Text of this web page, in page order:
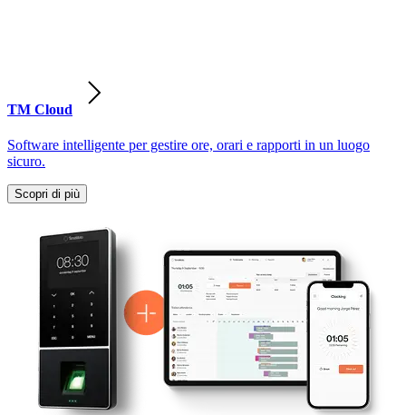
TM Cloud
Software intelligente per gestire ore, orari e rapporti in un luogo
sicuro.
Scopri di più